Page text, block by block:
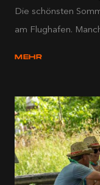
Die schönsten
am Flughafen.
MEHR